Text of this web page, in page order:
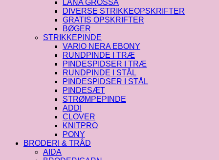
LANA GROSSA
DIVERSE STRIKKEOPSKRIFTER
GRATIS OPSKRIFTER
BØGER
STRIKKEPINDE
VARIO NERA EBONY
RUNDPINDE I TRÆ
PINDESPIDSER I TRÆ
RUNDPINDE I STÅL
PINDESPIDSER I STÅL
PINDESÆT
STRØMPEPINDE
ADDI
CLOVER
KNITPRO
PONY
BRODERI & TRÅD
AIDA